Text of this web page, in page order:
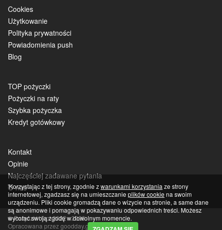
Cookies
Użytkowanie
Polityka prywatności
Powiadomienia push
Blog
TOP pożyczki
Pożyczki na raty
Szybka pożyczka
Kredyt gotówkowy
Kontakt
Opinie
Najczęściej zadawane pytania
O nas
© Pozyczki15.pl 2022 - 2026.
Opracowana przezgoodday.group,
'Korzystając z tej strony, zgodnie zwarunkami korzystania ze strony
internetowej, zgadzasz się na umieszczanie plików cookie na swoim
urządzeniu. Pliki cookie gromadzą dane o wizycie na stronie, a same dane
są anonimowe i pomagają w pokazywaniu odpowiednich treści. Możesz
wycofać swoją zgodę w dowolnym momencie.